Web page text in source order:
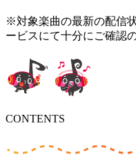
※対象楽曲の最新の配信
ービスにて十分にご確認
CONTENTS